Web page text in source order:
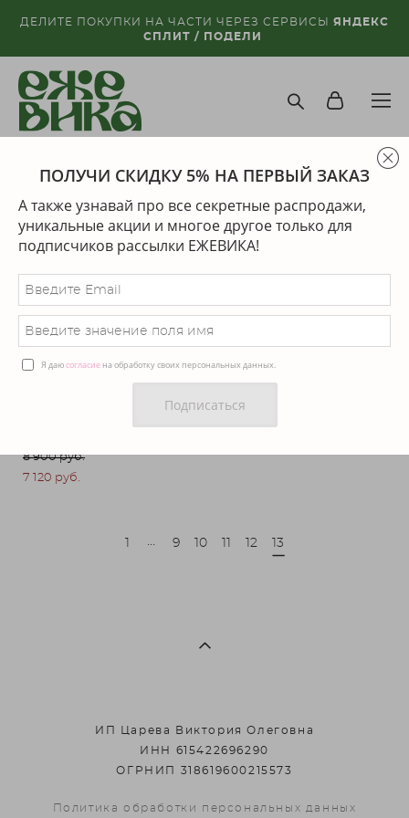
ДЕЛИТЕ ПОКУПКИ НА ЧАСТИ ЧЕРЕЗ СЕРВИСЫ ЯНДЕКС
СПЛИТ / ПОДЕЛИ
магазин > кольца
Сортировка: рекомендуем
8 900 pуб.
7 120 pуб.
9 10 12 13
ИП Царева Виктория Олеговна
ИНН 615422696290
ОГРНИП 318619600215573
Политика обработки персональных данных
ПОЛУЧИ СКИДКУ 5% НА ПЕРВЫЙ ЗАКАЗ
А также узнавай про все секретные распродажи,
уникальные акции и многое другое только для
подписчиков рассылки ЕЖЕВИКА!
Я даюсогласие на обработку своих персональных данных.